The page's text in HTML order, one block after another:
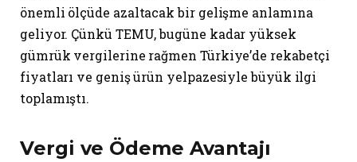
önemli ölçüde azaltacak bir gelişme anlamına
geliyor. Çünkü TEMU, bugüne kadar yüksek
gümrük vergilerine rağmen Türkiye’de rekabetçi
fiyatları ve geniş ürün yelpazesiyle büyük ilgi
toplamıştı.
Vergi ve Ödeme Avantajı